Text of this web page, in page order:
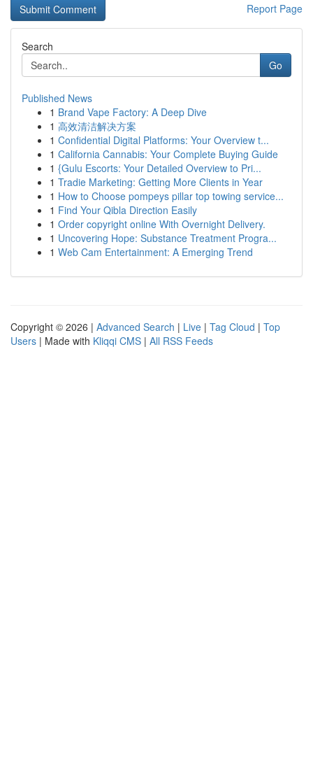
Report Page
Search
Go
Published News
1 Brand Vape Factory: A Deep Dive
1 高效清洁解决方案
1 Confidential Digital Platforms: Your Overview t...
1 California Cannabis: Your Complete Buying Guide
1 {Gulu Escorts: Your Detailed Overview to Pri...
1 Tradie Marketing: Getting More Clients in Year
1 How to Choose pompeys pillar top towing service...
1 Find Your Qibla Direction Easily
1 Order copyright online With Overnight Delivery.
1 Uncovering Hope: Substance Treatment Progra...
1 Web Cam Entertainment: A Emerging Trend
Copyright © 2026 | Advanced Search | Live | Tag Cloud | Top
Users | Made with Kliqqi CMS | All RSS Feeds